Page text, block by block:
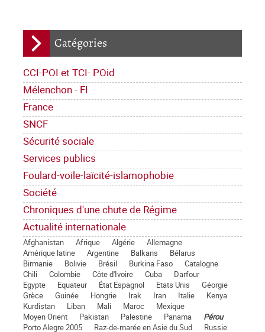
Catégories
CCI-POI et TCI- POid
Mélenchon - FI
France
SNCF
Sécurité sociale
Services publics
Foulard-voile-laïcité-islamophobie
Société
Chroniques d'une chute de Régime
Actualité internationale
Afghanistan Afrique Algérie
Allemagne
Amérique latine
Argentine Balkans
Bélarus
Birmanie
Bolivie Brésil Burkina Faso
Catalogne
Chili
Colombie Côte d'Ivoire Cuba
Darfour
Egypte
Equateur État Espagnol Etats Unis
Géorgie
Grèce
Guinée Hongrie Irak Iran Italie
Kenya
Kurdistan
Liban Mali Maroc
Mexique
Moyen Orient
Pakistan Palestine Panama
Pérou
Porto Alegre 2005
Raz-de-marée en Asie du Sud Russie